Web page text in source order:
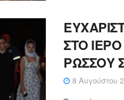
ΣΤΟ
ΡΩΣΣΟΥ
8 Αυγούστου